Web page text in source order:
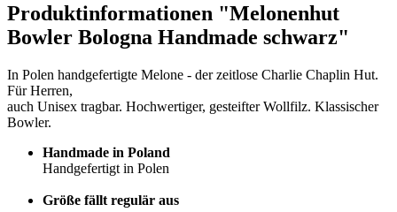
Produktinformationen "Melonenhut
Bowler Bologna Handmade schwarz"
In Polen handgefertigte Melone - der zeitlose Charlie Chaplin Hut.
Für Herren,
auch Unisex tragbar. Hochwertiger, gesteifter Wollfilz. Klassischer
Bowler.
Handmade in Poland
Handgefertigt in Polen
Größe fällt regulär aus